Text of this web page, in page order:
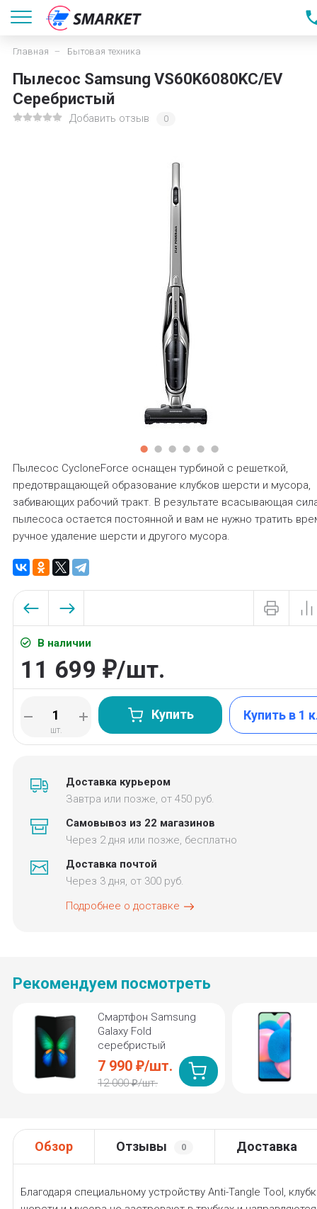
Главная Бытовая техника
Пылесос Samsung VS60K6080KC/EV
Серебристый
Добавить отзыв 0
Пылесос CycloneForce оснащен турбиной с решеткой,
предотвращающей образование клубков шерсти и мусора,
забивающих рабочий тракт. В результате всасывающая
пылесоса остается постоянной и вам не нужно тратить
ручное удаление шерсти и другого мусора.
В наличии
11 699 ₽/шт.
шт.
Купить Купить в 1
Доставка курьером
Завтра или позже, от 450 руб.
Самовывоз из 22 магазинов
Через 2 дня или позже, бесплатно
Доставка почтой
Через 3 дня, от 300 руб.
Подробнее о доставке
Рекомендуем посмотреть
Смартфон Samsung
Galaxy Fold
серебристый
7 990 ₽/шт.
12 000 ₽/шт.
Обзор Отзывы 0 Доставка
Благодаря специальному устройству Anti-Tangle Tool,